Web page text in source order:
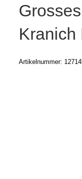
Kranich
Artikelnummer: